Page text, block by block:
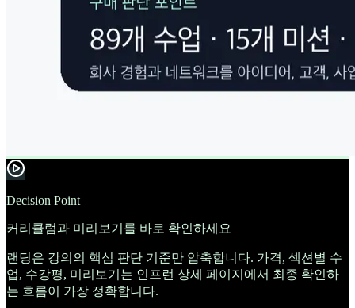
Decision Point
커리큘럼과 미리보기를 바로 확인하세요
랜딩은 강의의 핵심 판단 기준만 압축합니다. 가격, 섹션별 수
업, 수강평, 미리보기는 인프런 상세 페이지에서 최종 확인하
는 흐름이 가장 정확합니다.